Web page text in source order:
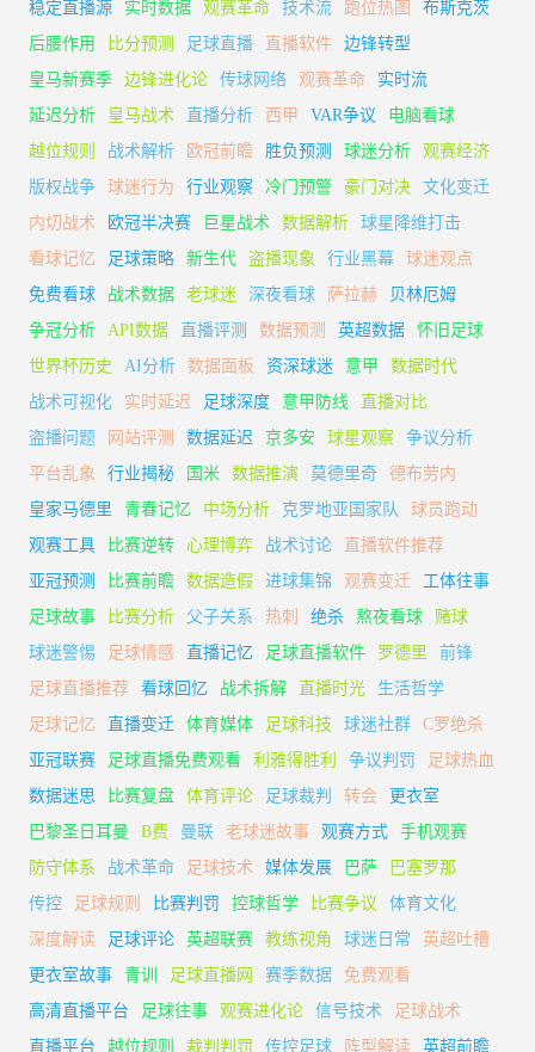
稳定直播源 实时数据 观赛革命 技术流 跑位热图
布斯克茨
后腰作用
比分预测 足球直播 直播软件
边锋转型
皇马新赛季
边锋进化论 传球网络 观赛革命
实时流
延迟分析
皇马战术 直播分析 西甲 VAR争议
电脑看球
越位规则
战术解析 欧冠前瞻 胜负预测 球迷分析
观赛经济
版权战争
球迷行为 行业观察 冷门预警 豪门对决
文化变迁
内切战术
欧冠半决赛 巨星战术 数据解析
球星降维打击
看球记忆
足球策略 新生代 盗播现象 行业黑幕
球迷观点
免费看球
战术数据 老球迷 深夜看球 萨拉赫
贝林厄姆
争冠分析
API数据 直播评测 数据预测 英超数据
怀旧足球
世界杯历史
AI分析 数据面板 资深球迷 意甲
数据时代
战术可视化
实时延迟 足球深度 意甲防线
直播对比
盗播问题
网站评测 数据延迟 京多安 球星观察
争议分析
平台乱象
行业揭秘 国米 数据推演 莫德里奇
德布劳内
皇家马德里
青春记忆 中场分析 克罗地亚国家队
球员跑动
观赛工具
比赛逆转 心理博弈 战术讨论
直播软件推荐
亚冠预测
比赛前瞻 数据造假 进球集锦 观赛变迁
工体往事
足球故事
比赛分析 父子关系 热刺 绝杀 熬夜看球
赌球
球迷警惕
足球情感 直播记忆 足球直播软件 罗德里
前锋
足球直播推荐
看球回忆 战术拆解 直播时光
生活哲学
足球记忆
直播变迁 体育媒体 足球科技 球迷社群
C罗绝杀
亚冠联赛
足球直播免费观看 利雅得胜利 争议判罚
足球热血
数据迷思
比赛复盘 体育评论 足球裁判 转会
更衣室
巴黎圣日耳曼
B费 曼联 老球迷故事 观赛方式
手机观赛
防守体系
战术革命 足球技术 媒体发展 巴萨
巴塞罗那
传控
足球规则 比赛判罚 控球哲学 比赛争议
体育文化
深度解读
足球评论 英超联赛 教练视角 球迷日常
英超吐槽
更衣室故事
青训 足球直播网 赛季数据
免费观看
高清直播平台
足球往事 观赛进化论 信号技术
足球战术
直播平台
越位规则 裁判判罚 传控足球 阵型解读
英超前瞻